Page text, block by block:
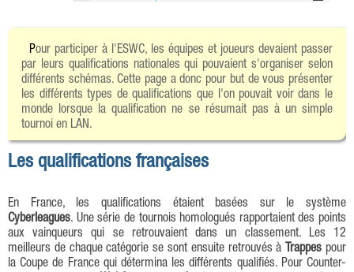
Pour participer à l'ESWC, les équipes et joueurs devaient passer
par leurs qualifications nationales qui pouvaient s'organiser selon
différents schémas. Cette page a donc pour but de vous présenter
les différents types de qualifications que l'on pouvait voir dans le
monde lorsque la qualification ne se résumait pas à un simple
tournoi en LAN.
Les qualifications françaises
En France, les qualifications étaient basées sur le système
Cyberleagues. Une série de tournois homologués rapportaient des points
aux vainqueurs qui se retrouvaient dans un classement. Les 12
meilleurs de chaque catégorie se sont ensuite retrouvés à Trappes pour
la Coupe de France qui détermina les différents qualifiés. Pour Counter-